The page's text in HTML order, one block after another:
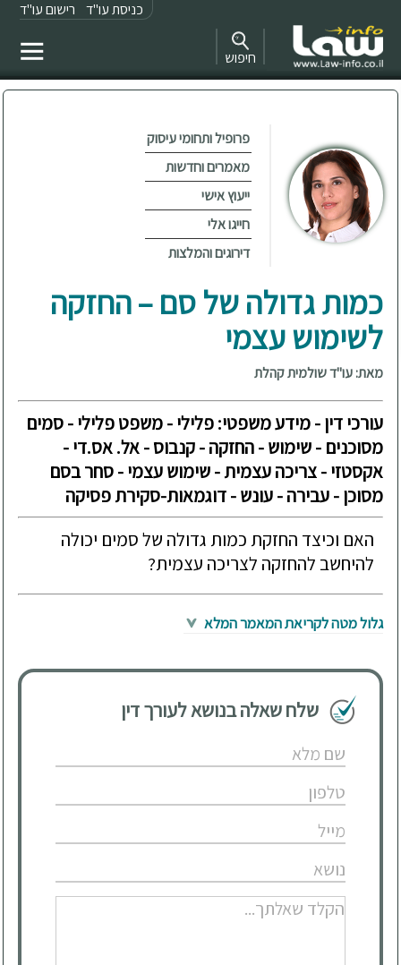
כניסת עו"ד רישום עו"ד
חיפוש
פרופיל ותחומי עיסוק
מאמרים וחדשות
ייעוץ אישי
חייגו אלי
דירוגים והמלצות
כמות גדולה של סם – החזקה
לשימוש עצמי
מאת: עו"ד שולמית קהלת
עורכי דין - מידע משפטי: פלילי - משפט פלילי - סמים
מסוכנים - שימוש - החזקה - קנבוס - אל. אס.די -
אקסטזי - צריכה עצמית - שימוש עצמי - סחר בסם
מסוכן - עבירה - עונש - דוגמאות-סקירת פסיקה
האם וכיצד החזקת כמות גדולה של סמים יכולה
להיחשב להחזקה לצריכה עצמית?
גלול מטה לקריאת המאמר המלא
שלח שאלה בנושא לעורך דין